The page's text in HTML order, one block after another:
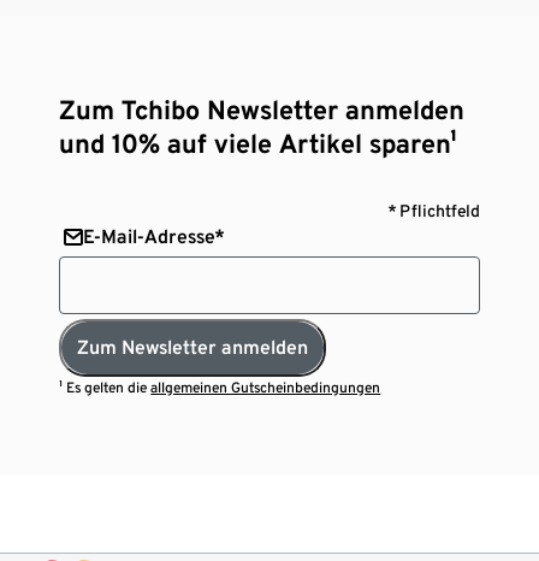
Zum Tchibo Newsletter anmelden
und 10% auf viele Artikel sparen¹
* Pflichtfeld
E-Mail-Adresse*
Zum Newsletter anmelden
¹ Es gelten dieallgemeinen Gutscheinbedingungen